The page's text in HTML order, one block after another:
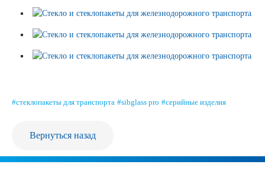
+7 (391) 278-77-77
info@sibglass.ru
#стеклопакеты для транспорта #sibglass pro #серийные изделия
Вернуться назад